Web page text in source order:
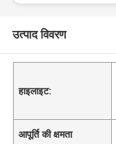
उत्पाद विवरण
हाइलाइट:
आपूर्ति की क्षमता